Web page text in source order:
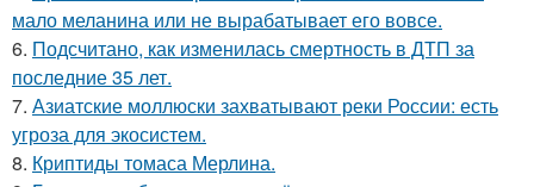
мало меланина или не вырабатывает его вовсе.
6. Подсчитано, как изменилась смертность в ДТП за
последние 35 лет.
7. Азиатские моллюски захватывают реки России: есть
угроза для экосистем.
8. Криптиды томаса Мерлина.